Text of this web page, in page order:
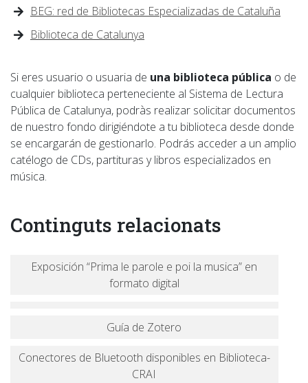
BEG: red de Bibliotecas Especializadas de Cataluña
Biblioteca de Catalunya
Si eres usuario o usuaria de una biblioteca pública o de
cualquier biblioteca perteneciente al Sistema de Lectura
Pública de Catalunya, podràs realizar solicitar documentos
de nuestro fondo dirigiéndote a tu biblioteca desde donde
se encargarán de gestionarlo. Podrás acceder a un amplio
catélogo de CDs, partituras y libros especializados en
música.
Continguts relacionats
Exposición “Prima le parole e poi la musica” en
formato digital
Guía de Zotero
Conectores de Bluetooth disponibles en Biblioteca-
CRAI